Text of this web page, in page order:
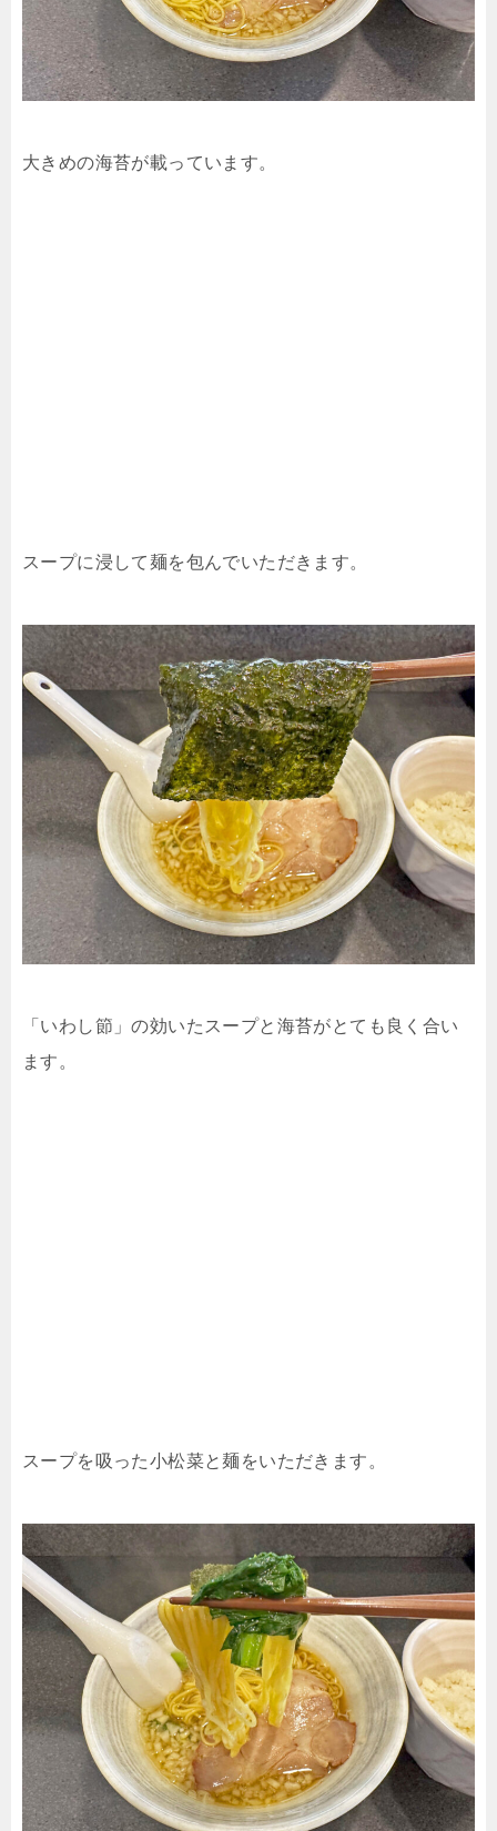
大きめの海苔が載っています。
スープに浸して麺を包んでいただきます。
「いわし節」の効いたスープと海苔がとても良く合い
ます。
スープを吸った小松菜と麺をいただきます。